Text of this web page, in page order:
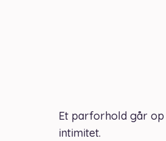
Et parforhold går
intimitet.